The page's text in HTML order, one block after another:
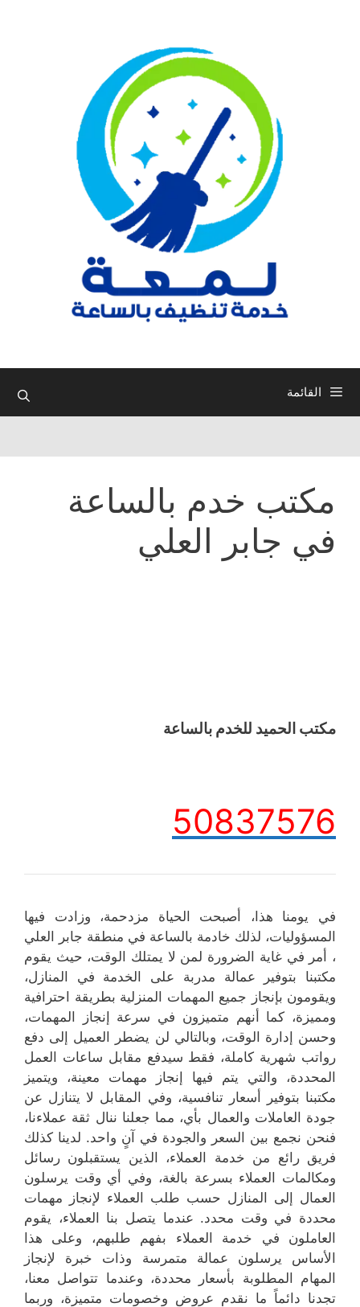
القائمة
مكتب خدم بالساعة
في جابر العلي
مكتب الحميد للخدم بالساعة
50837576
في يومنا هذا، أصبحت الحياة مزدحمة، وزادت فيها
المسؤوليات، لذلك خادمة بالساعة في منطقة جابر العلي
، أمر في غاية الضرورة لمن لا يمتلك الوقت، حيث يقوم
مكتبنا بتوفير عمالة مدربة على الخدمة في المنازل،
ويقومون بإنجاز جميع المهمات المنزلية بطريقة احترافية
ومميزة، كما أنهم متميزون في سرعة إنجاز المهمات،
وحسن إدارة الوقت، وبالتالي لن يضطر العميل إلى دفع
رواتب شهرية كاملة، فقط سيدفع مقابل ساعات العمل
المحددة، والتي يتم فيها إنجاز مهمات معينة، ويتميز
مكتبنا بتوفير أسعار تنافسية، وفي المقابل لا يتنازل عن
جودة العاملات والعمال بأي، مما جعلنا ننال ثقة عملاءنا،
فنحن نجمع بين السعر والجودة في آنٍ واحد. لدينا كذلك
فريق رائع من خدمة العملاء، الذين يستقبلون رسائل
ومكالمات العملاء بسرعة بالغة، وفي أي وقت يرسلون
العمال إلى المنازل حسب طلب العملاء لإنجاز مهمات
محددة في وقت محدد. عندما يتصل بنا العملاء، يقوم
العاملون في خدمة العملاء بفهم طلبهم، وعلى هذا
الأساس يرسلون عمالة متمرسة وذات خبرة لإنجاز
المهام المطلوبة بأسعار محددة، وعندما تتواصل معنا،
تجدنا دائماً ما نقدم عروض وخصومات متميزة، وربما